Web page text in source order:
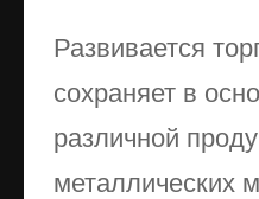
Развивается
сохраняет в
различной
металлических